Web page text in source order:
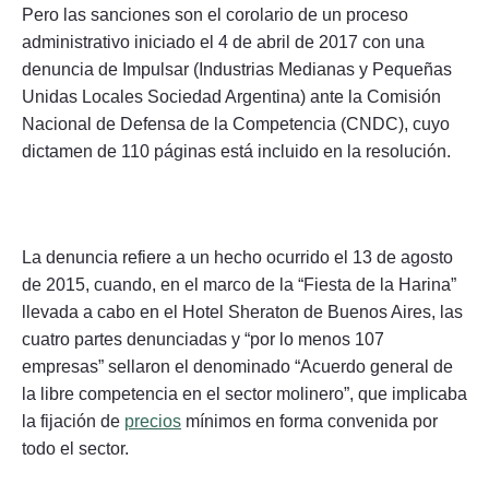
Pero las sanciones son el corolario de un proceso
administrativo iniciado el 4 de abril de 2017 con una
denuncia de Impulsar (Industrias Medianas y Pequeñas
Unidas Locales Sociedad Argentina) ante la Comisión
Nacional de Defensa de la Competencia (CNDC), cuyo
dictamen de 110 páginas está incluido en la resolución.
La denuncia refiere a un hecho ocurrido el 13 de agosto
de 2015, cuando, en el marco de la “Fiesta de la Harina”
llevada a cabo en el Hotel Sheraton de Buenos Aires, las
cuatro partes denunciadas y “por lo menos 107
empresas” sellaron el denominado “Acuerdo general de
la libre competencia en el sector molinero”, que implicaba
la fijación de precios mínimos en forma convenida por
todo el sector.